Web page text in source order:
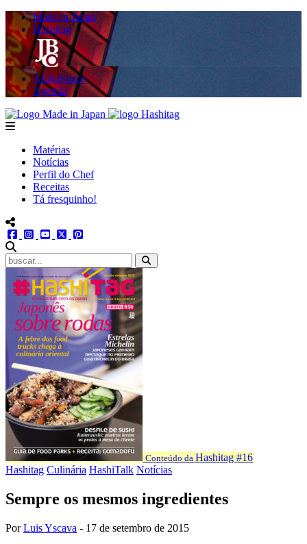
Made in Japan
Hashitag
AkibaSpace
Agenda
Powered By Made in Japan
Hashitag
menu
Matérias
Notícias
Perfil do Chef
Receitas
Tá fresquinho!
menu redes social
facebookinstagram
youtube
twitter
Conteúdo da Hashitag #16
Hashitag Culinária HashiTalk Notícias
Sempre os mesmos ingredientes
PorLuis Yscava - 17 de setembro de 2015